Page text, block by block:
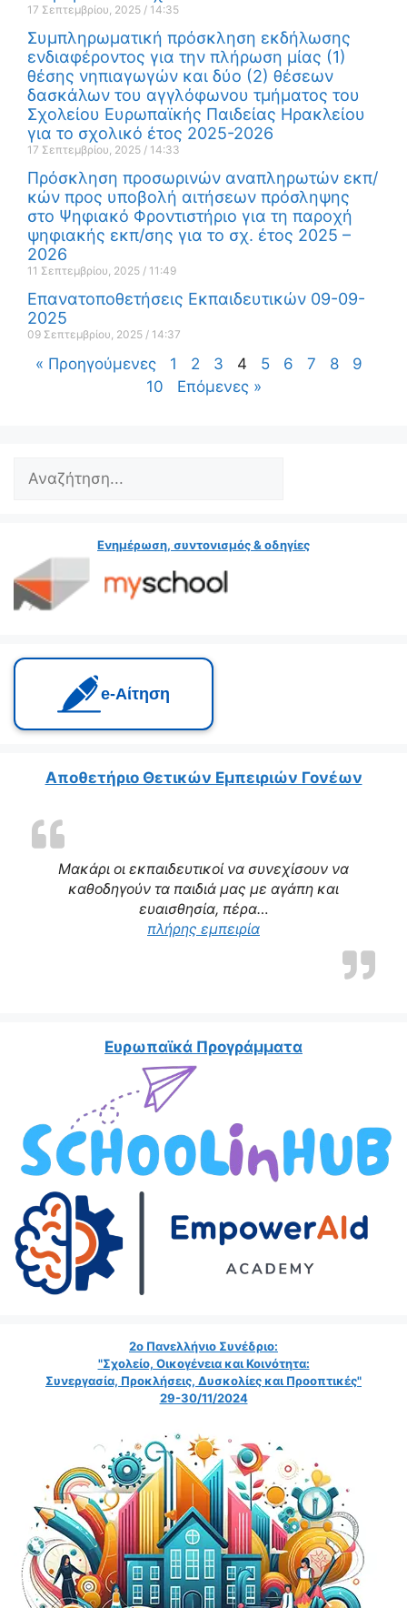
17 Σεπτεμβρίου, 2025 14:35
Συμπληρωματική πρόσκληση εκδήλωσης
ενδιαφέροντος για την πλήρωση μίας (1)
θέσης νηπιαγωγών και δύο (2) θέσεων
δασκάλων του αγγλόφωνου τμήματος του
Σχολείου Ευρωπαϊκής Παιδείας Ηρακλείου
για το σχολικό έτος 2025-2026
17 Σεπτεμβρίου, 2025 14:33
Πρόσκληση προσωρινών αναπληρωτών εκπ/
κών προς υποβολή αιτήσεων πρόσληψης
στο Ψηφιακό Φροντιστήριο για τη παροχή
ψηφιακής εκπ/σης για το σχ. έτος 2025 –
2026
11 Σεπτεμβρίου, 2025 11:49
Επανατοποθετήσεις Εκπαιδευτικών 09-09-
2025
09 Σεπτεμβρίου, 2025 14:37
« Προηγούμενες 1 2 3 4 5 6 7 8
9
10
Επόμενες »
Ενημέρωση, συντονισμός & οδηγίες
e‑Αίτηση
Μακάρι οι εκπαιδευτικοί να συνεχίσουν να
καθοδηγούν τα παιδιά μας με αγάπη και
ευαισθησία, πέρα…
πλήρης εμπειρία
Αποθετήριο Θετικών Εμπειριών Γονέων
Ευρωπαϊκά Προγράμματα
2ο Πανελλήνιο Συνέδριο:
"Σχολείο, Οικογένεια και Κοινότητα:
Συνεργασία, Προκλήσεις, Δυσκολίες και Προοπτικές"
29-30/11/2024